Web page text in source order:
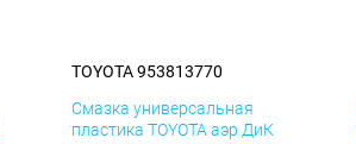
TOYOTA 953813770
Смазка универсальная
пластика TOYOTA аэр ДиК